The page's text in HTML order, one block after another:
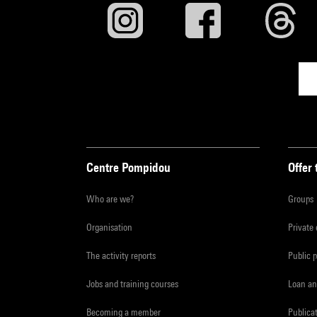
Centre Pompidou
Who are we?
Organisation
The activity reports
Jobs and training courses
Becoming a member
Offer
Groups
Private
Public
Loan